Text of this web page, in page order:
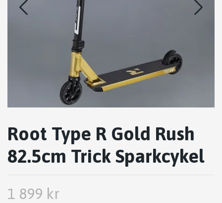
Root Type R Gold Rush
82.5cm Trick Sparkcykel
1 899 kr